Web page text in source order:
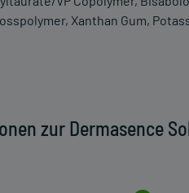
Xanthan Gum,
zur Dermasence